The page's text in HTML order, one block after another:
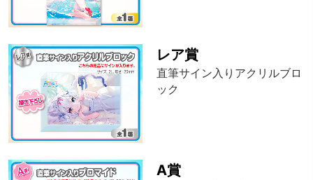
レア賞
直筆サイン入りアクリルブロ
ック
A賞